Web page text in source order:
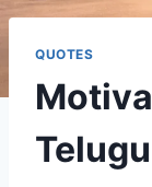
QUOTES
Telugu